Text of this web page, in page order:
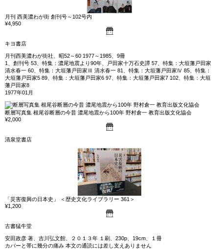
月刊 西美濃わが街 創刊号～102号内
¥4,950
キヨ書店
月刊西美濃わが街社、昭52～60 1977～1985、9冊
1、創刊号 53、特集：濃尾地震より90年、戸田家十万石史譚 57、特集：大垣藩戸田家
清水春一 60、特集：大垣藩戸田家Ⅲ 清水春一 81、特集：大垣藩戸田家Ⅳ 85、特集：
大垣藩戸田家5 89、特集：大垣藩戸田家6 97、特集：大垣藩戸田家7 102、特集：大垣
藩戸田家8
1977年01月
断層写真集 根尾谷断層の今昔 濃尾地震から100年 野村倉一 教育出版文化協会
¥2,000
清泉堂書店
「災害復興の日本史」 ＜歴史文化ライブラリー 361＞
¥1,200
古書猛牛堂
安田政彦 著、吉川弘文館、２０１３年 １刷、230p、19cm、１冊
カバーと帯に幾分の痛み 本文の通読には差し支えありません